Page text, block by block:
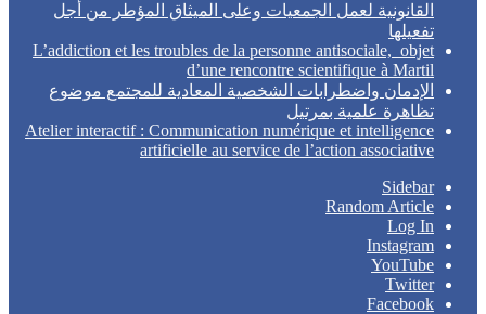
القانونية لعمل الجمعيات وعلى الميثاق المؤطر من أجل
تفعيلها
L’addiction et les troubles de la personne antisociale, objet
d’une rencontre scientifique à Martil
الإدمان واضطرابات الشخصية المعادية للمجتمع موضوع
تظاهرة علمية بمرتيل
Atelier interactif : Communication numérique et intelligence
artificielle au service de l’action associative
Sidebar
Random Article
Log In
Instagram
YouTube
Twitter
Facebook